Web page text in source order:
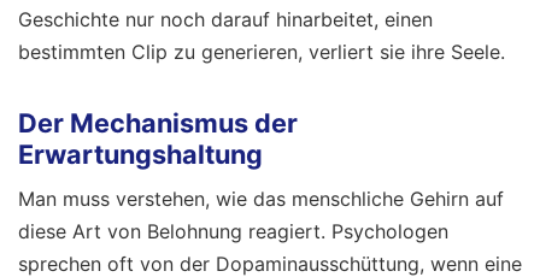
Geschichte nur noch darauf hinarbeitet, einen
bestimmten Clip zu generieren, verliert sie ihre Seele.
Der Mechanismus der
Erwartungshaltung
Man muss verstehen, wie das menschliche Gehirn auf
diese Art von Belohnung reagiert. Psychologen
sprechen oft von der Dopaminausschüttung, wenn eine